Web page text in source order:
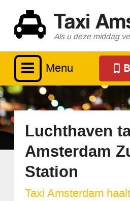
Taxi
Als u deze middag
Menu
Luchthaven
Amsterdam
Station
Taxi Amsterdam